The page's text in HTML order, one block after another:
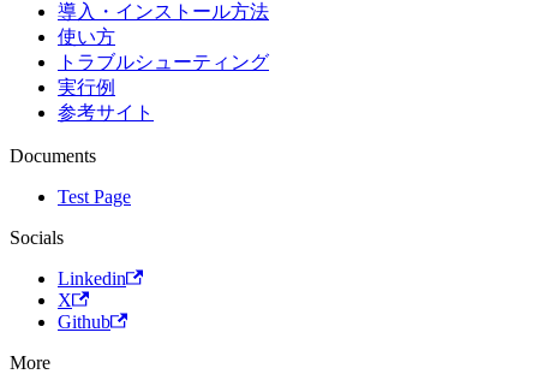
導入・インストール方法
使い方
トラブルシューティング
実行例
参考サイト
Documents
Test Page
Socials
Linkedin
X
Github
More